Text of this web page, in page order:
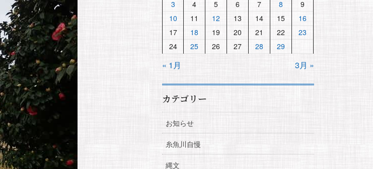
3
4 5 6 7 8
9
10
11 12 13 14 15
16
17
18 19 20 21 22
23
24
25 26 27 28 29
« 1月 3月 »
カテゴリー
お知らせ
糸魚川自慢
縄文